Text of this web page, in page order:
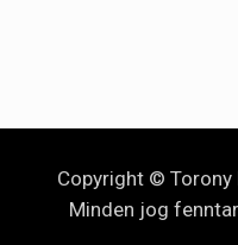
Copyright © Torony
Minden jog